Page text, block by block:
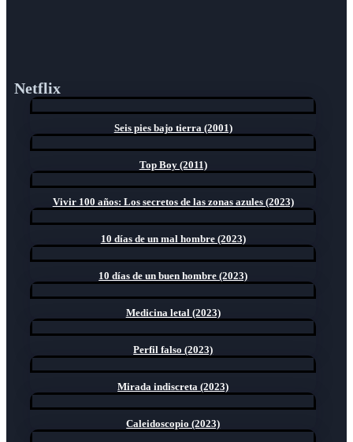
Netflix
Seis pies bajo tierra (2001)
Top Boy (2011)
Vivir 100 años: Los secretos de las zonas azules (2023)
10 días de un mal hombre (2023)
10 días de un buen hombre (2023)
Medicina letal (2023)
Perfil falso (2023)
Mirada indiscreta (2023)
Caleidoscopio (2023)